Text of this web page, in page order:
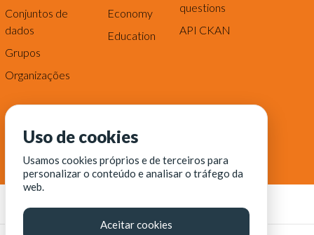
Conjuntos de
dados
Grupos
Organizações
Economy
Education
questions
API CKAN
Uso de cookies
Usamos cookies próprios e de terceiros para
personalizar o conteúdo e analisar o tráfego da
web.
Aceitar cookies